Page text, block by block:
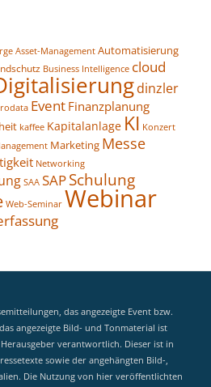
Asset-Management Automatisierung
Business Intelligence cloud
dinzler
Event Finanzplanung
kaffee Kapitalanlage KI Konzert
Marketing Messe
Networking
SAA SAPSchulung
Web-Seminar Webinar
das angezeigte Event bzw.
angezeigte Bild- und Tonmaterial ist
verantwortlich. Dieser ist in
sowie der angehängten Bild-,
Die Nutzung von hier veröffentlichten